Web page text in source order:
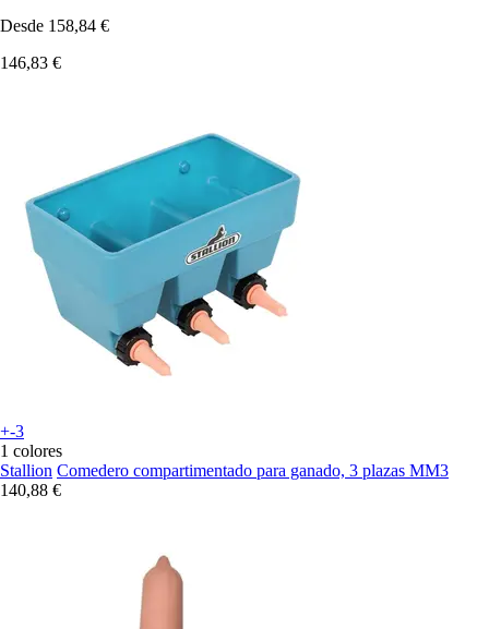
Desde 158,84 €
146,83 €
+-3
1 colores
Stallion Comedero compartimentado para ganado, 3 plazas MM3
140,88 €